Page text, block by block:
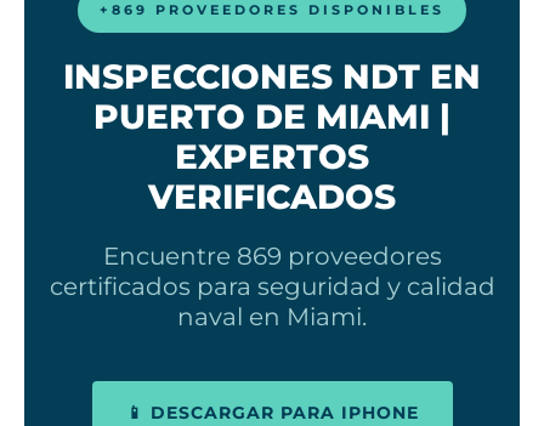
+869 PROVEEDORES DISPONIBLES
INSPECCIONES NDT EN
PUERTO DE MIAMI |
EXPERTOS
VERIFICADOS
Encuentre 869 proveedores
certificados para seguridad y calidad
naval en Miami.
📱 DESCARGAR PARA IPHONE